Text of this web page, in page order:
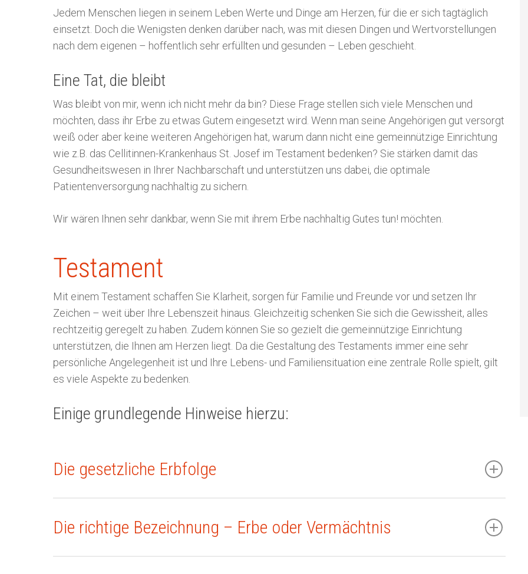
Jedem Menschen liegen in seinem Leben Werte und Dinge am Herzen, für die er sich tagtäglich
einsetzt. Doch die Wenigsten denken darüber nach, was mit diesen Dingen und Wertvorstellungen
nach dem eigenen – hoffentlich sehr erfüllten und gesunden – Leben geschieht.
Eine Tat, die bleibt
Was bleibt von mir, wenn ich nicht mehr da bin? Diese Frage stellen sich viele Menschen und
möchten, dass ihr Erbe zu etwas Gutem eingesetzt wird. Wenn man seine Angehörigen gut versorgt
weiß oder aber keine weiteren Angehörigen hat, warum dann nicht eine gemeinnützige Einrichtung
wie z.B. das Cellitinnen-Krankenhaus St. Josef im Testament bedenken? Sie stärken damit das
Gesundheitswesen in Ihrer Nachbarschaft und unterstützen uns dabei, die optimale
Patientenversorgung nachhaltig zu sichern.
Wir wären Ihnen sehr dankbar, wenn Sie mit ihrem Erbe nachhaltig Gutes tun! möchten.
Testament
Mit einem Testament schaffen Sie Klarheit, sorgen für Familie und Freunde vor und setzen Ihr
Zeichen – weit über Ihre Lebenszeit hinaus. Gleichzeitig schenken Sie sich die Gewissheit, alles
rechtzeitig geregelt zu haben. Zudem können Sie so gezielt die gemeinnützige Einrichtung
unterstützen, die Ihnen am Herzen liegt. Da die Gestaltung des Testaments immer eine sehr
persönliche Angelegenheit ist und Ihre Lebens- und Familiensituation eine zentrale Rolle spielt, gilt
es viele Aspekte zu bedenken.
Einige grundlegende Hinweise hierzu:
Die gesetzliche Erbfolge
Die richtige Bezeichnung – Erbe oder Vermächtnis